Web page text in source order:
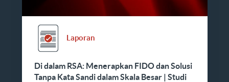
Laporan
Di dalam RSA: Menerapkan FIDO dan Solusi
Tanpa Kata Sandi dalam Skala Besar | Studi